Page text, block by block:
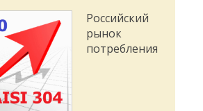
Российский
рынок
потребления